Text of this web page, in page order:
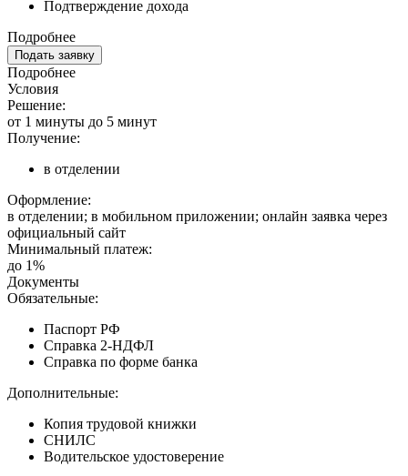
Подтверждение дохода
Подробнее
Подать заявку
Подробнее
Условия
Решение:
от 1 минуты до 5 минут
Получение:
в отделении
Оформление:
в отделении; в мобильном приложении; онлайн заявка через
официальный сайт
Минимальный платеж:
до 1%
Документы
Обязательные:
Паспорт РФ
Справка 2-НДФЛ
Справка по форме банка
Дополнительные:
Копия трудовой книжки
СНИЛС
Водительское удостоверение